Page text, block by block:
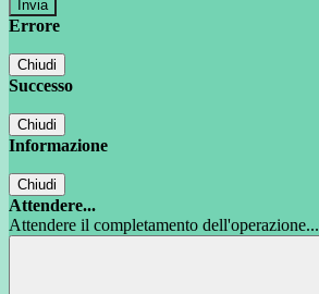
Errore
Chiudi
Successo
Chiudi
Informazione
Chiudi
Attendere...
Attendere il completamento dell'operazione...